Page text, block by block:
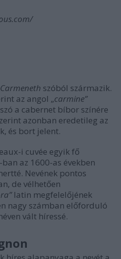
Carmeneth szóból származik.
az angol „carmine”
szó a cabernet bíbor színére
azonban eredetileg az
és bort jelent.
i cuvée egyik fő
az 1600-as években
Nevének pontos
de vélhetően
latin megfelelőjének
nagy számban előforduló
vált híressé.